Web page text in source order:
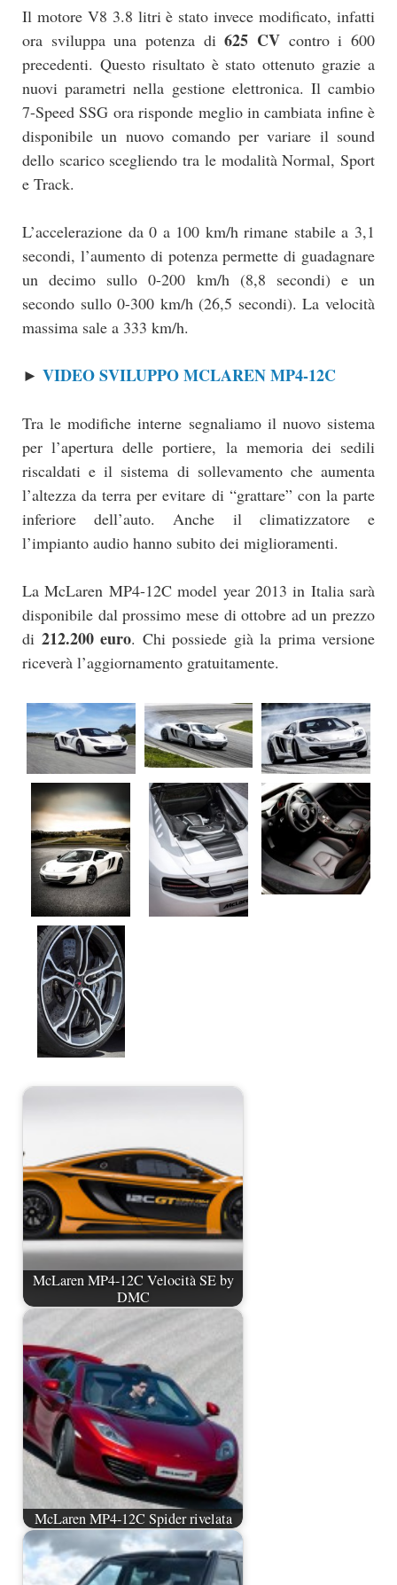
Il motore V8 3.8 litri è stato invece modificato, infatti
ora sviluppa una potenza di625 CV contro i 600
precedenti. Questo risultato è stato ottenuto grazie a
nuovi parametri nella gestione elettronica. Il cambio
7-Speed SSG ora risponde meglio in cambiata infine è
disponibile un nuovo comando per variare il sound
dello scarico scegliendo tra le modalità Normal, Sport
e Track.
L’accelerazione da 0 a 100 km/h rimane stabile a 3,1
secondi, l’aumento di potenza permette di guadagnare
un decimo sullo 0-200 km/h (8,8 secondi) e un
secondo sullo 0-300 km/h (26,5 secondi). La velocità
massima sale a 333 km/h.
► VIDEO SVILUPPO MCLAREN MP4-12C
Tra le modifiche interne segnaliamo il nuovo sistema
per l’apertura delle portiere, la memoria dei sedili
riscaldati e il sistema di sollevamento che aumenta
l’altezza da terra per evitare di “grattare” con la parte
inferiore dell’auto. Anche il climatizzatore e
l’impianto audio hanno subito dei miglioramenti.
La McLaren MP4-12C model year 2013 in Italia sarà
disponibile dal prossimo mese di ottobre ad un prezzo
di 212.200 euro. Chi possiede già la prima versione
riceverà l’aggiornamento gratuitamente.
McLaren MP4-12C Velocità SE by
DMC
McLaren MP4-12C Spider rivelata